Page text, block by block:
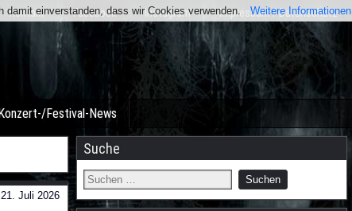
Kontakt Facebook Instagram Impressum / Datenschutz
Festival-News
21. Juli 2026
Suche
damit einverstanden, dass wir Cookies verwenden. Weitere Informationen